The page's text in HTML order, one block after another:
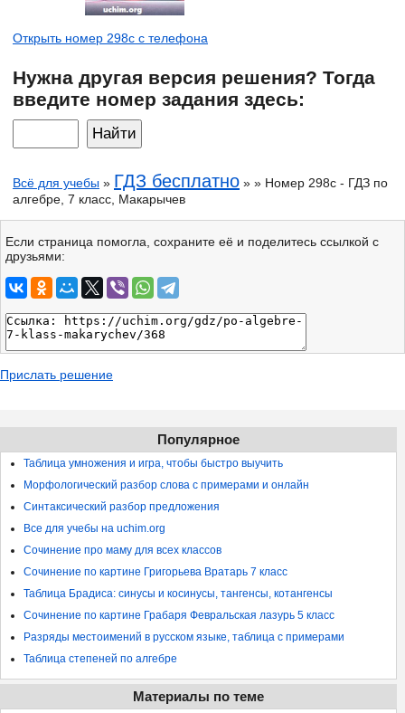
Открыть номер 298с с телефона
Нужна другая версия решения? Тогда
введите номер задания здесь:
Всё для учебы » ГДЗ бесплатно » » Номер 298с - ГДЗ по
алгебре, 7 класс, Макарычев
Если страница помогла, сохраните её и поделитесь ссылкой с
друзьями:
Прислать решение
Популярное
Таблица умножения и игра, чтобы быстро выучить
Морфологический разбор слова с примерами и онлайн
Синтаксический разбор предложения
Все для учебы на uchim.org
Сочинение про маму для всех классов
Сочинение по картине Григорьева Вратарь 7 класс
Таблица Брадиса: синусы и косинусы, тангенсы, котангенсы
Сочинение по картине Грабаря Февральская лазурь 5 класс
Разряды местоимений в русском языке, таблица с примерами
Таблица степеней по алгебре
Материалы по теме